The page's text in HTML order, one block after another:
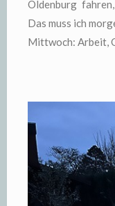
Oldenburg
Das muss ich
Mittwoch: Arbeit,